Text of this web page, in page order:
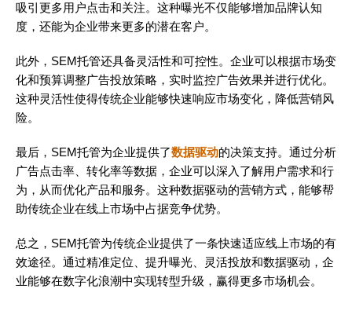
吸引更多用户点击和关注。这种曝光不仅能够增加品牌认知
度，还能为企业带来更多的潜在客户。
此外，SEM托管还具备灵活性和可控性。企业可以根据市场变
化和预算调整广告投放策略，实时监控广告效果并进行优化。
这种灵活性使得传统企业能够快速响应市场变化，降低营销风
险。
最后，SEM托管为企业提供了数据驱动的决策支持。通过分析
广告点击率、转化率等数据，企业可以深入了解用户需求和行
为，从而优化产品和服务。这种数据驱动的营销方式，能够帮
助传统企业在线上市场中占据竞争优势。
总之，SEM托管为传统企业提供了一条快速适应线上市场的有
效途径。通过精准定位、提升曝光、灵活投放和数据驱动，企
业能够在数字化浪潮中实现转型升级，赢得更多市场机会。